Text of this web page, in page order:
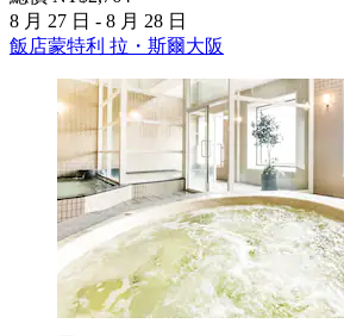
8 月 27 日 - 8 月 28 日
飯店蒙特利 拉・斯爾大阪